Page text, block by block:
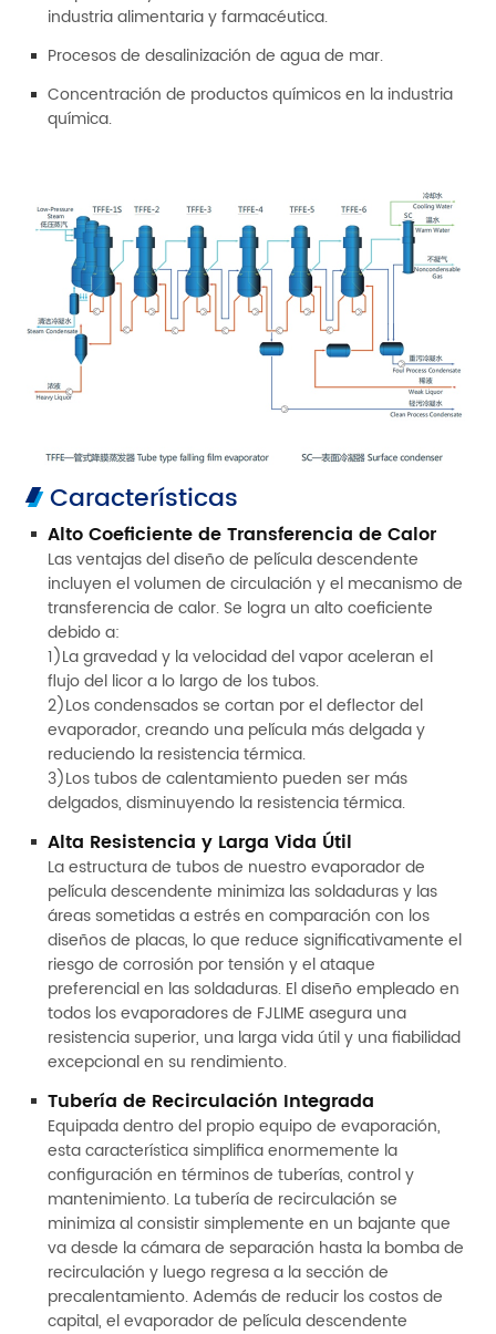
industria alimentaria y farmacéutica.
Procesos de desalinización de agua de mar.
Concentración de productos químicos en la industria
química.
Características
Alto Coeficiente de Transferencia de Calor
Las ventajas del diseño de película descendente
incluyen el volumen de circulación y el mecanismo de
transferencia de calor. Se logra un alto coeficiente
debido a:
1)La gravedad y la velocidad del vapor aceleran el
flujo del licor a lo largo de los tubos.
2)Los condensados se cortan por el deflector del
evaporador, creando una película más delgada y
reduciendo la resistencia térmica.
3)Los tubos de calentamiento pueden ser más
delgados, disminuyendo la resistencia térmica.
Alta Resistencia y Larga Vida Útil
La estructura de tubos de nuestro evaporador de
película descendente minimiza las soldaduras y las
áreas sometidas a estrés en comparación con los
diseños de placas, lo que reduce significativamente el
riesgo de corrosión por tensión y el ataque
preferencial en las soldaduras. El diseño empleado en
todos los evaporadores de FJLIME asegura una
resistencia superior, una larga vida útil y una fiabilidad
excepcional en su rendimiento.
Tubería de Recirculación Integrada
Equipada dentro del propio equipo de evaporación,
esta característica simplifica enormemente la
configuración en términos de tuberías, control y
mantenimiento. La tubería de recirculación se
minimiza al consistir simplemente en un bajante que
va desde la cámara de separación hasta la bomba de
recirculación y luego regresa a la sección de
precalentamiento. Además de reducir los costos de
capital, el evaporador de película descendente